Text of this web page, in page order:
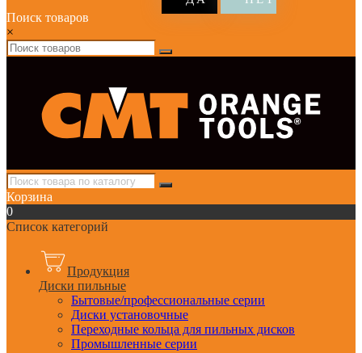
Поиск товаров
×
Корзина
0
Список категорий
Продукция
Диски пильные
Бытовые/профессиональные серии
Диски установочные
Переходные кольца для пильных дисков
Промышленные серии